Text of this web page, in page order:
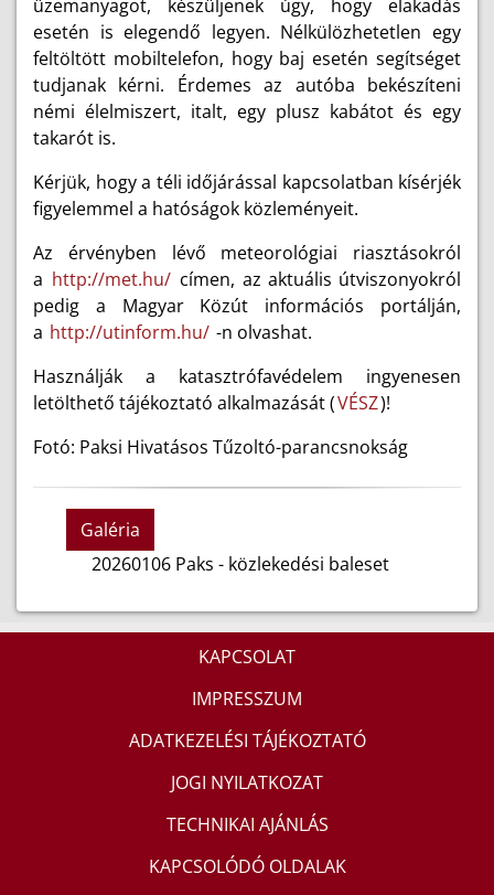
üzemanyagot, készüljenek úgy, hogy elakadás
esetén is elegendő legyen. Nélkülözhetetlen egy
feltöltött mobiltelefon, hogy baj esetén segítséget
tudjanak kérni. Érdemes az autóba bekészíteni
némi élelmiszert, italt, egy plusz kabátot és egy
takarót is.
Kérjük, hogy a téli időjárással kapcsolatban kísérjék
figyelemmel a hatóságok közleményeit.
Az érvényben lévő meteorológiai riasztásokról
a http://met.hu/ címen, az aktuális útviszonyokról
pedig a Magyar Közút információs portálján,
a http://utinform.hu/ -n olvashat.
Használják a katasztrófavédelem ingyenesen
letölthető tájékoztató alkalmazását (VÉSZ)!
Fotó: Paksi Hivatásos Tűzoltó-parancsnokság
Galéria
20260106 Paks - közlekedési baleset
KAPCSOLAT
IMPRESSZUM
ADATKEZELÉSI TÁJÉKOZTATÓ
JOGI NYILATKOZAT
TECHNIKAI AJÁNLÁS
KAPCSOLÓDÓ OLDALAK